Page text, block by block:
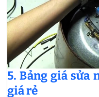
5. Bảng giá sửa
giá rẻ